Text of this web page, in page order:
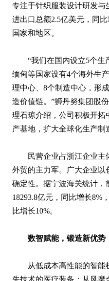
专注于针织服装设计研发与
进出口总额2.5亿美元，同
国家和地区。
“我们在国内设立5个生
缅甸等国家设有4个海外生
理中心、8个制造中心，形
造价值链。”狮丹努集团股
理石琼介绍，公司积极开拓
产基地，扩大全球化生产制
民营企业占浙江企业主
外贸的主力军。广大企业以
确定性。据宁波海关统计，
18293.8亿元，同比增长8%
比增长10%。
数智赋能，锻造新优势
从低成本高性能的智
先技术的医疗装备；从风